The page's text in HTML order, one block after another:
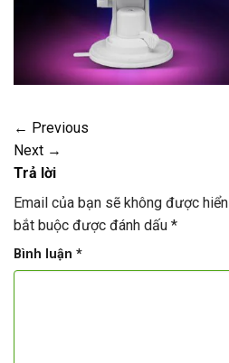
← Previous
Next →
Trả lời
Email của bạn sẽ không được
bắt buộc được đánh dấu *
Bình luận *